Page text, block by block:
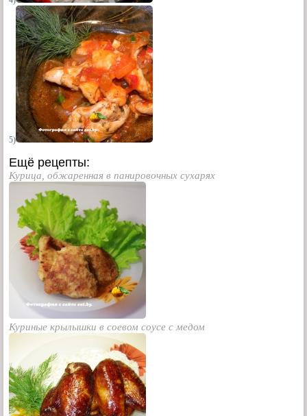
5)
Ещё рецепты:
Курица, обжаренная в панировочных сухарях
Куриные крылышки в соевом соусе с медом